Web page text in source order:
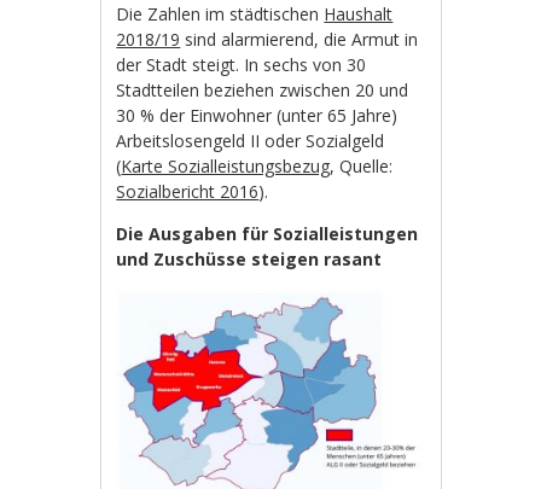
Die Zahlen im städtischen Haushalt
2018/19 sind alarmierend, die Armut in
der Stadt steigt. In sechs von 30
Stadtteilen beziehen zwischen 20 und
30 % der Einwohner (unter 65 Jahre)
Arbeitslosengeld II oder Sozialgeld
(Karte Sozialleistungsbezug, Quelle:
Sozialbericht 2016).
Die Ausgaben für Sozialleistungen
und Zuschüsse steigen rasant